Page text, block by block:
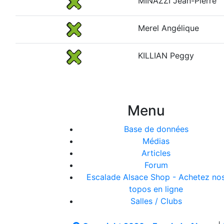
Merel Angélique
KILLIAN Peggy
Menu
Base de données
Médias
Articles
Forum
Escalade Alsace Shop - Achetez
topos en ligne
Salles / Clubs